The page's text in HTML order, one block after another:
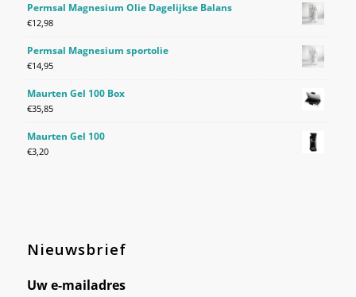
Permsal Magnesium Olie Dagelijkse Balans
€12,98
Permsal Magnesium sportolie
€14,95
Maurten Gel 100 Box
€35,85
Maurten Gel 100
€3,20
Nieuwsbrief
Uw e-mailadres